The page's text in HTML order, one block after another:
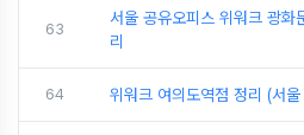
63
서울 공유오피스 위워크 광
리
64 위워크 여의도역점 정리 (서